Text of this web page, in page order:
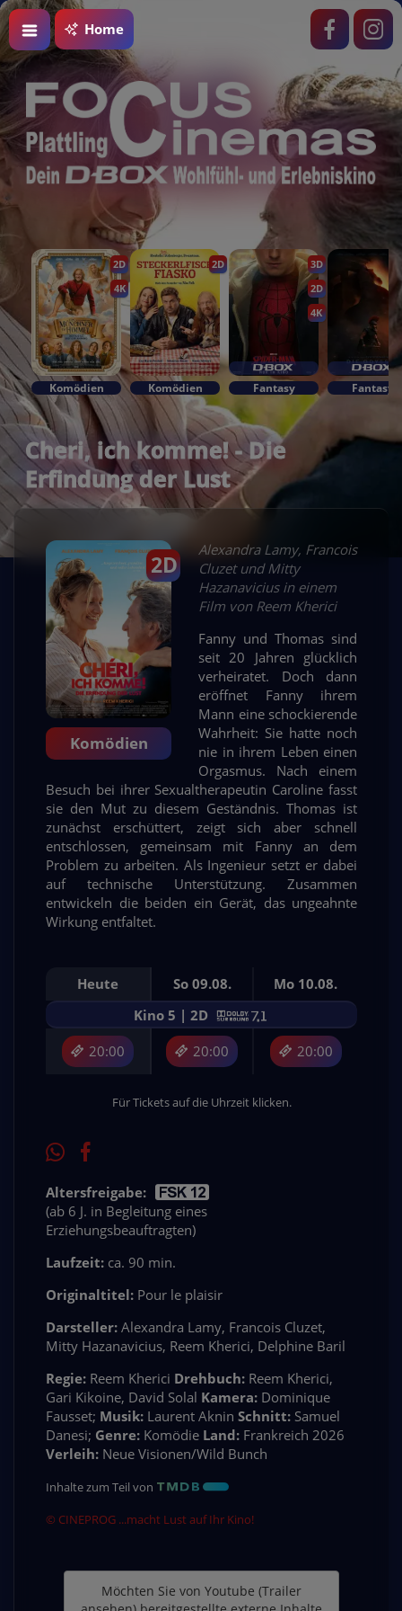
Home
2D
4K
Komödien
2D
Komödien
3D
2D
4K
Fantasy Fantasy
Cheri, ich komme! - Die
Erfindung der Lust
2D
Komödien
Alexandra Lamy, Francois
Cluzet und Mitty
Hazanavicius in einem
Film von Reem Kherici
Fanny und Thomas sind
seit 20 Jahren glücklich
verheiratet. Doch dann
eröffnet Fanny ihrem
Mann eine schockierende
Wahrheit: Sie hatte noch
nie in ihrem Leben einen
Orgasmus. Nach einem
Besuch bei ihrer Sexualtherapeutin Caroline fasst
sie den Mut zu diesem Geständnis. Thomas ist
zunächst erschüttert, zeigt sich aber schnell
entschlossen, gemeinsam mit Fanny an dem
Problem zu arbeiten. Als Ingenieur setzt er dabei
auf technische Unterstützung. Zusammen
entwickeln die beiden ein Gerät, das ungeahnte
Wirkung entfaltet.
Heute So 09.08. Mo 10.08.
20:00 20:00 20:00
Kino 5 | 2D
Für Tickets auf die Uhrzeit klicken.
Altersfreigabe:
(ab 6 J. in Begleitung eines
Erziehungsbeauftragten)
Laufzeit: ca. 90 min.
Originaltitel: Pour le plaisir
Darsteller: Alexandra Lamy, Francois Cluzet,
Mitty Hazanavicius, Reem Kherici, Delphine Baril
Regie: Reem Kherici Drehbuch: Reem Kherici,
Gari Kikoine, David Solal Kamera: Dominique
Fausset; Musik: Laurent Aknin Schnitt: Samuel
Danesi; Genre: Komödie Land: Frankreich 2026
Verleih: Neue Visionen/Wild Bunch
Inhalte zum Teil von
© CINEPROG ...macht Lust auf Ihr Kino!
Möchten Sie von Youtube (Trailer